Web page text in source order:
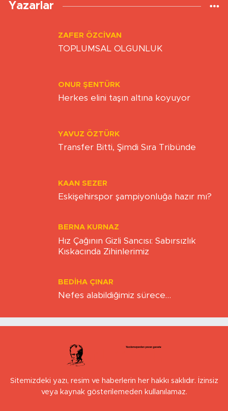
Yazarlar
ZAFER ÖZCIVAN
TOPLUMSAL OLGUNLUK
ONUR ŞENTÜRK
Herkes elini taşın altına koyuyor
YAVUZ ÖZTÜRK
Transfer Bitti, Şimdi Sıra Tribünde
KAAN SEZER
Eskişehirspor şampiyonluğa hazır mı?
BERNA KURNAZ
Hız Çağının Gizli Sancısı: Sabırsızlık
Kıskacında Zihinlerimiz
BEDIHA ÇINAR
Nefes alabildiğimiz sürece…
Sitemizdeki yazı, resim ve haberlerin her hakkı saklıdır. İzinsiz
veya kaynak gösterilemeden kullanılamaz.